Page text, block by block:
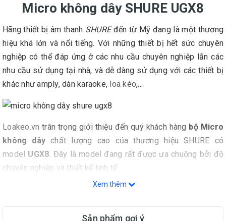
Micro không dây SHURE UGX8
Hãng thiết bị âm thanh SHUREđến từ Mỹ đang là một thương
hiệu khá lớn và nổi tiếng. Với những thiết bị hết sức chuyên
nghiệp có thể đáp ứng ở các nhu cầu chuyên nghiệp lẫn các
nhu cầu sử dụng tại nhà, và dễ dàng sử dụng với các thiết bị
khác như amply, dàn karaoke, loa kéo,...
Loakeo.vn trân trọng giới thiệu đến quý khách hàng bộ Micro
không dây chất lượng cao của thương hiệu SHURE có
model UGX8. Đây là model đang rất được ưa chuộng bởi độ
chuyên nghiệp và thiết kế tinh tế.
Xem thêm
Sản phẩm gợi ý